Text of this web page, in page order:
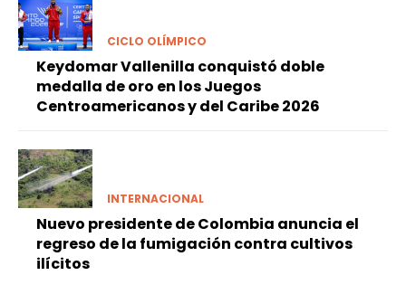
CICLO OLÍMPICO
Keydomar Vallenilla conquistó doble
medalla de oro en los Juegos
Centroamericanos y del Caribe 2026
INTERNACIONAL
Nuevo presidente de Colombia anuncia el
regreso de la fumigación contra cultivos
ilícitos